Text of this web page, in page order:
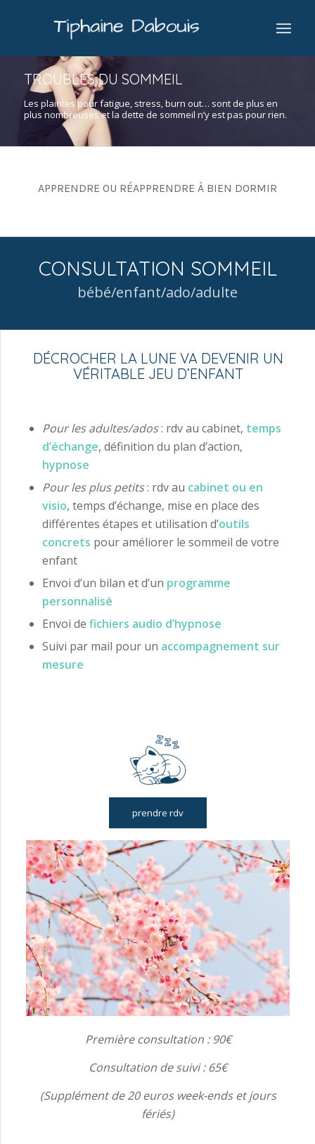
TROUBLES DU SOMMEIL
Les plaintes pour fatigue, stress, burn out… sont de plus en
plus nombreuses et la dette de sommeil n’y est pas pour rien.
APPRENDRE OU RÉAPPRENDRE À BIEN DORMIR
CONSULTATION SOMMEIL
bébé/enfant/ado/adulte
DÉCROCHER LA LUNE VA DEVENIR UN
VÉRITABLE JEU D’ENFANT
Pour les adultes/ados: rdv au cabinet, temps
d’échange, définition du plan d’action,
hypnose
Pour les plus petits: rdv au cabinet ou en
visio, temps d’échange, mise en place des
différentes étapes et utilisation d’outils
concrets pour améliorer le sommeil de votre
enfant
Envoi d’un bilan et d’un programme
personnalisé
Envoi de fichiers audio d’hypnose
Suivi par mail pour un accompagnement sur
mesure
prendre rdv
Première consultation : 90€
Consultation de suivi : 65€
(Supplément de 20 euros week-ends et jours
fériés)